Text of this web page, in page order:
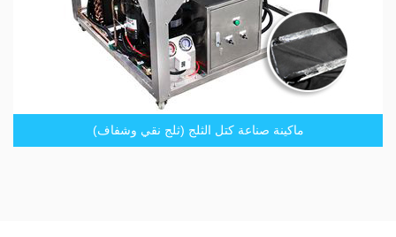
ماكينة صناعة كتل الثلج (ثلج نقي وشفاف)